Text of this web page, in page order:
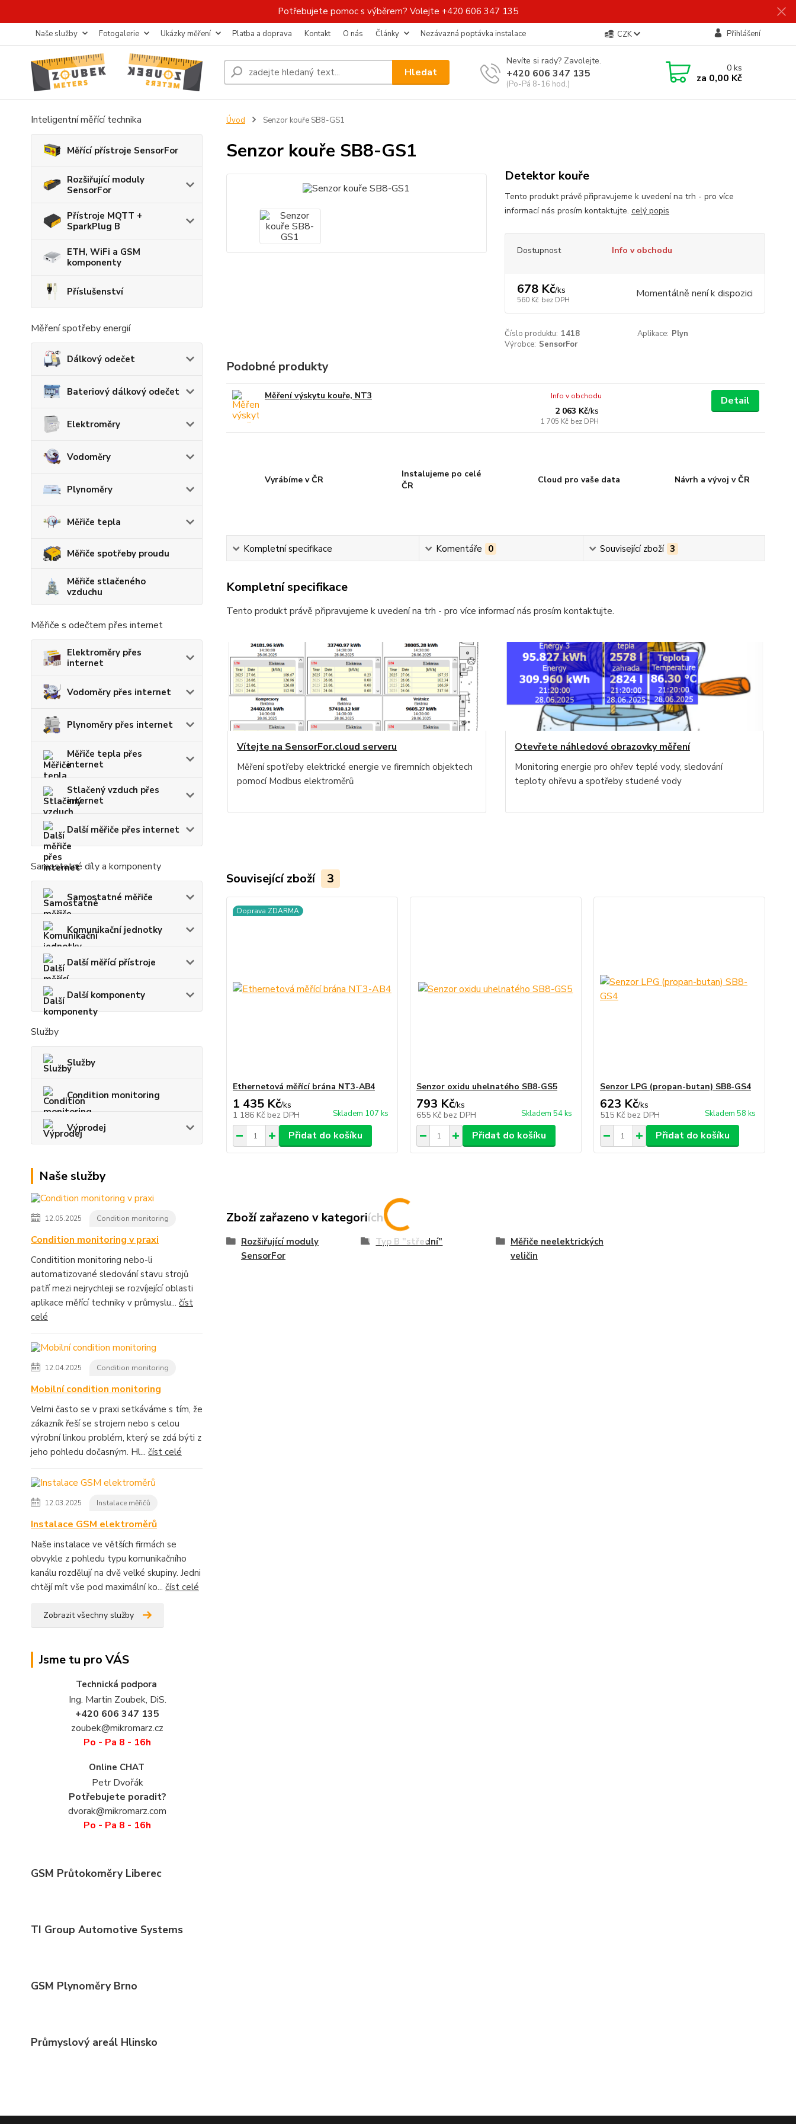
Potřebujete pomoc s výběrem? Volejte +420 606 347 135
Naše služby Fotogalerie Ukázky měření Platba a doprava Kontakt O nás Články Nezávazná poptávka instalace CZK Přihlášení
Hledat
Nevíte si rady? Zavolejte.
+420 606 347 135
(Po-Pá 8-16 hod.)
0ks
za 0,00 Kč
Inteligentní měřící technika
Měřící přístroje SensorFor
Rozšiřující moduly
SensorFor
Přístroje MQTT +
SparkPlug B
ETH, WiFi a GSM
komponenty
Příslušenství
Měření spotřeby energií
Dálkový odečet
Bateriový dálkový odečet
Elektroměry
Vodoměry
Plynoměry
Měřiče tepla
Měřiče spotřeby proudu
Měřiče stlačeného
vzduchu
Měřiče s odečtem přes internet
Elektroměry přes
internet
Vodoměry přes internet
Plynoměry přes internet
Měřiče tepla přes
internet
Stlačený vzduch přes
internet
Další měřiče přes internet
Samostatné díly a komponenty
Samostatné měřiče
Komunikační jednotky
Další měřící přístroje
Další komponenty
Služby
Služby
Condition monitoring
Výprodej
Naše služby
12.05.2025 Condition monitoring
Condition monitoring v praxi
Conditition monitoring nebo-li
automatizované sledování stavu strojů
patří mezi nejrychleji se rozvíjející oblasti
aplikace měřící techniky v průmyslu... číst
celé
12.04.2025 Condition monitoring
Mobilní condition monitoring
Velmi často se v praxi setkáváme s tím, že
zákazník řeší se strojem nebo s celou
výrobní linkou problém, který se zdá býti z
jeho pohledu dočasným. Hl... číst celé
12.03.2025 Instalace měřičů
Instalace GSM elektroměrů
Naše instalace ve větších firmách se
obvykle z pohledu typu komunikačního
kanálu rozdělují na dvě velké skupiny. Jedni
chtějí mít vše pod maximální ko... číst celé
Zobrazit všechny služby
Jsme tu pro VÁS
Technická podpora
Ing. Martin Zoubek, DiS.
+420 606 347 135
zoubek@mikromarz.cz
Po - Pa 8 - 16h
Online CHAT
Petr Dvořák
Potřebujete poradit?
dvorak@mikromarz.com
Po - Pa 8 - 16h
GSM Průtokoměry Liberec
TI Group Automotive Systems
GSM Plynoměry Brno
Průmyslový areál Hlinsko
Úvod Senzor kouře SB8-GS1
Senzor kouře SB8-GS1
Detektor kouře
Tento produkt právě připravujeme k uvedení na trh - pro více
informací nás prosím kontaktujte. celý popis
Dostupnost Info v obchodu
678 Kč/ks
560 Kč bez DPH Momentálně není k dispozici
Číslo produktu: 1418 Aplikace: Plyn
Výrobce: SensorFor
Podobné produkty
Měření výskytu kouře, NT3
2 063 Kč/ks
1 705 Kč bez DPH
Info v obchodu Detail
Vyrábíme v ČR
Instalujeme po celé
ČR
Cloud pro vaše data Návrh a vývoj v ČR
Kompletní specifikace Komentáře 0 Související zboží 3
Kompletní specifikace
Tento produkt právě připravujeme k uvedení na trh - pro více informací nás prosím kontaktujte.
Vítejte na SensorFor.cloud serveru
Měření spotřeby elektrické energie ve firemních objektech
pomocí Modbus elektroměrů
Otevřete náhledové obrazovky měření
Monitoring energie pro ohřev teplé vody, sledování
teploty ohřevu a spotřeby studené vody
Související zboží 3
Doprava ZDARMA
Ethernetová měřící brána NT3-AB4
1 435 Kč/ks
1 186 Kč bez DPH Skladem 107 ks
Přidat do košíku
Senzor oxidu uhelnatého SB8-GS5
793 Kč/ks
655 Kč bez DPH Skladem 54 ks
Přidat do košíku
Senzor LPG (propan-butan) SB8-GS4
623 Kč/ks
515 Kč bez DPH Skladem 58 ks
Přidat do košíku
Zboží zařazeno v kategoriích
Rozšiřující moduly
SensorFor
Typ B "střední"
Měřiče neelektrických
veličin